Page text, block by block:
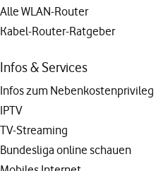
Alle WLAN-Router
Kabel-Router-Ratgeber
Infos & Services
Infos zum Nebenkostenprivileg
IPTV
TV-Streaming
Bundesliga online schauen